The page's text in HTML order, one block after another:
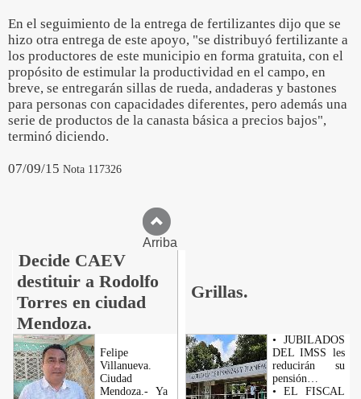
En el seguimiento de la entrega de fertilizantes dijo que se
hizo otra entrega de este apoyo, "se distribuyó fertilizante a
los productores de este municipio en forma gratuita, con el
propósito de estimular la productividad en el campo, en
breve, se entregarán sillas de rueda, andaderas y bastones
para personas con capacidades diferentes, pero además una
serie de productos de la canasta básica a precios bajos",
terminó diciendo.
07/09/15 Nota 117326
Arriba
Decide CAEV
destituir a Rodolfo
Torres en ciudad
Mendoza.
Grillas.
Felipe
Villanueva.
Ciudad
Mendoza.- Ya
• JUBILADOS
DEL IMSS les
reducirán su
pensión…
• EL FISCAL